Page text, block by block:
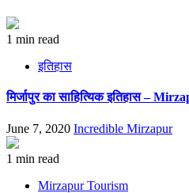
1 min read
इतिहास
मिर्जापुर का साहित्यिक इतिहास –
June 7, 2020 Incredible Mirzapur
1 min read
Mirzapur Tourism